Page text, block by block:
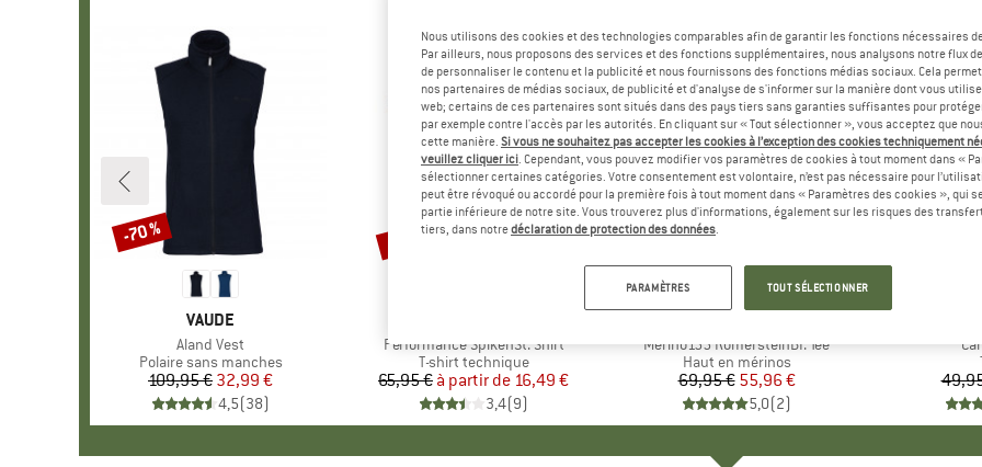
MARQUE
VAUDE
Article
Aland Vest
Product group
Polaire sans manches
Prix
109,95 €Prix réduit
32,99 €
4,5(38)
Remise
-70 %
Article
Performance SpikenSt. Shirt
Product group
T-shirt technique
Prix
65,95 € Prix réduit
à partir de 16,49 €
3,4(9)
Remise
Jusqu'à -75 %
Article
Merino155 RömersteinBF. Tee
Product group
Haut en mérinos
Prix
69,95 € Prix réduit
55,96 €
5,0(2)
Remise
-20 %
Nous utilisons des cookies et des technologies comparables afin de garantir les fonctions nécessaires
Par ailleurs, nous proposons des services et des fonctions supplémentaires, nous analysons notre flux
de personnaliser le contenu et la publicité et nous fournissons des fonctions médias sociaux. Cela
nos partenaires de médias sociaux, de publicité et d'analyse de s'informer sur la manière dont vous
web; certains de ces partenaires sont situés dans des pays tiers sans garanties suffisantes pour
par exemple contre l'accès par les autorités. En cliquant sur « Tout sélectionner », vous acceptez que
cette manière. Si vous ne souhaitez pas accepter les cookies à l’exception des cookies techniquement
veuillez cliquer ici. Cependant, vous pouvez modifier vos paramètres de cookies à tout moment dans «
sélectionner certaines catégories. Votre consentement est volontaire, n’est pas nécessaire pour
peut être révoqué ou accordé pour la première fois à tout moment dans « Paramètres des cookies », qui
partie inférieure de notre site. Vous trouverez plus d'informations, également sur les risques des
tiers, dans notredéclaration de protection des données.
PARAMÈTRES TOUT SÉLECTIONNER